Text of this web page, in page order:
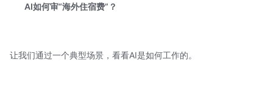
AI如何审“海外住宿费”？
让我们通过一个典型场景，看看AI是如何工作的。